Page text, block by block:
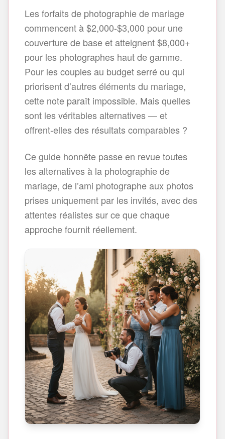
Les forfaits de photographie de mariage
commencent à $2,000-$3,000 pour une
couverture de base et atteignent $8,000+
pour les photographes haut de gamme.
Pour les couples au budget serré ou qui
priorisent d’autres éléments du mariage,
cette note paraît impossible. Mais quelles
sont les véritables alternatives — et
offrent‑elles des résultats comparables ?
Ce guide honnête passe en revue toutes
les alternatives à la photographie de
mariage, de l’ami photographe aux photos
prises uniquement par les invités, avec des
attentes réalistes sur ce que chaque
approche fournit réellement.